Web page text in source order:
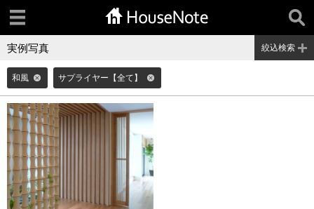
実例写真 絞込検索
和風 サプライヤー【全て】